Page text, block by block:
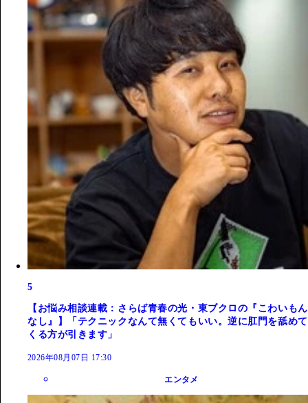
5
【お悩み相談連載：さらば青春の光・東ブクロの『こわいもん
なし』】「テクニックなんて無くてもいい。逆に肛門を舐めて
くる方が引きます」
2026年08月07日 17:30
エンタメ